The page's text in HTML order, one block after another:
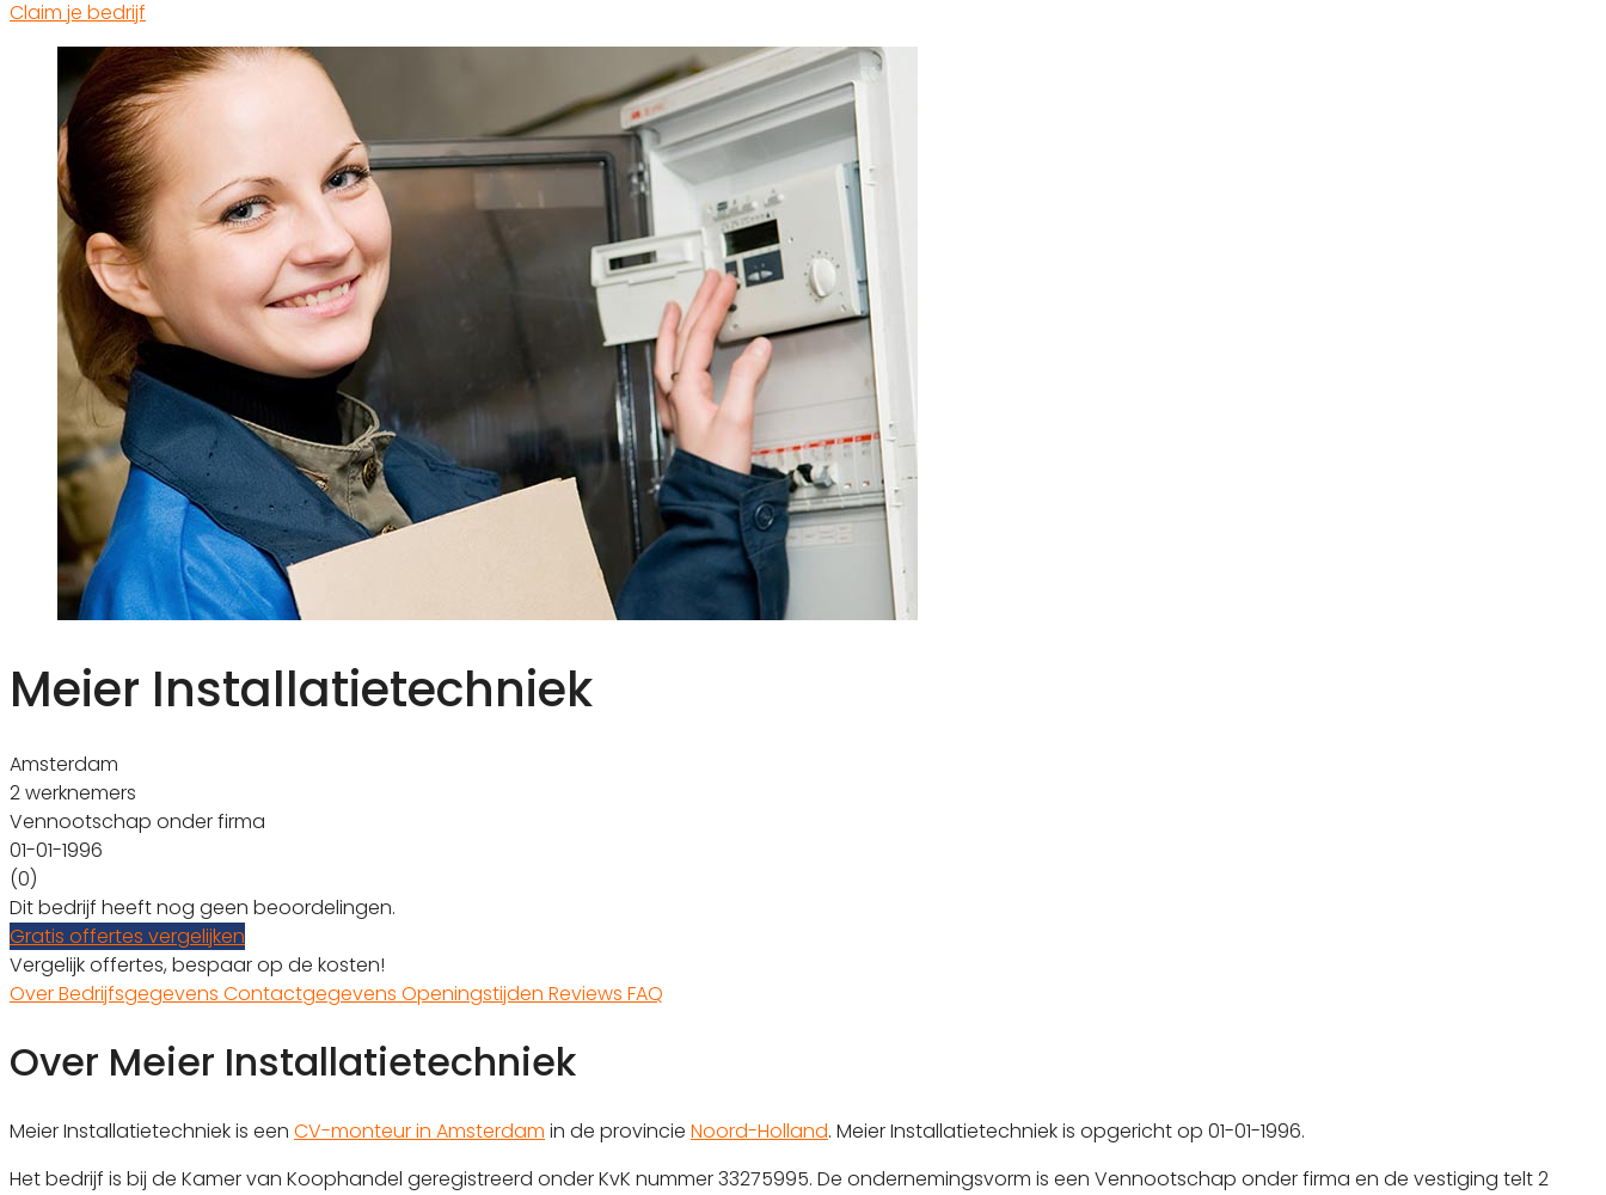
Claim je bedrijf
Meier Installatietechniek
Amsterdam
2 werknemers
Vennootschap onder firma
01-01-1996
(0)
Dit bedrijf heeft nog geen beoordelingen.
Gratis offertes vergelijken
Vergelijk offertes, bespaar op de kosten!
OverBedrijfsgegevens Contactgegevens Openingstijden Reviews FAQ
Over Meier Installatietechniek
Meier Installatietechniek is een CV-monteur in Amsterdam in de provincie Noord-Holland. Meier Installatietechniek is opgericht op 01-01-1996.
Het bedrijf is bij de Kamer van Koophandel geregistreerd onder KvK nummer 33275995. De ondernemingsvorm is een Vennootschap onder firma en de vestiging telt 2